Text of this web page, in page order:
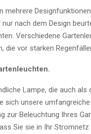
mehrere
nach dem Design
Verschiedene
die vor starken
Lampe, die auch als
sich unsere
zur Beleuchtung Ihres
Sie sie in Ihr